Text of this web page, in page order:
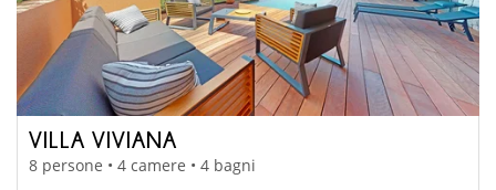
VILLA VIVIANA
8 persone • 4 camere • 4 bagni